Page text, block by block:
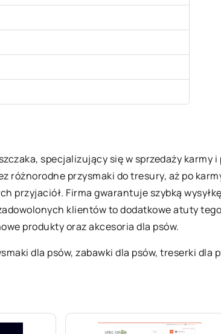
specjalizujący się w sprzedaży karmy
różnorodne przysmaki do tresury, aż po
przyjaciół. Firma gwarantuje szybką
klientów to dodatkowe atuty
produkty oraz akcesoria dla psów.
dla psów, zabawki dla psów, treserki dla